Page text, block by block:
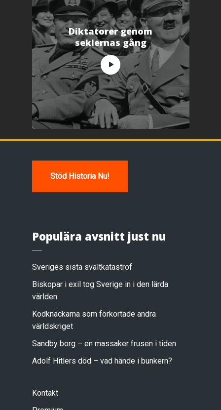
Diktatorer genom
seklernas gång
Stöd Historia Nu!
Populära avsnitt just nu
Sveriges sista svältkatastrof
Biskopar i exil tog Sverige in i den lärda
världen
Kodknäckarna som förkortade andra
världskriget
Sandby borg – en massaker frusen i tiden
Adolf Hitlers död – vad hände i bunkern?
Kontakt